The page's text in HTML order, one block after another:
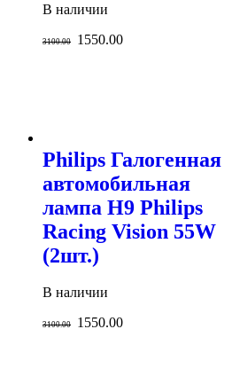
В наличии
3100.00 1550.00
Philips Галогенная
автомобильная
лампа H9 Philips
Racing Vision 55W
(2шт.)
В наличии
3100.00 1550.00